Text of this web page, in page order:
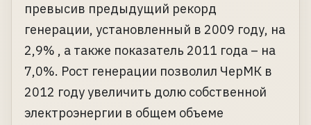
превысив предыдущий рекорд
генерации, установленный в 2009 году, на
2,9% , а также показатель 2011 года – на
7,0%. Рост генерации позволил ЧерМК в
2012 году увеличить долю собственной
электроэнергии в общем объеме